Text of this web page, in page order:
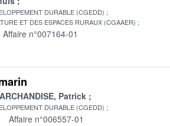
DURABLE (CGEDD)
ET DES ESPACES RURAUX (CGAAER)
Affaire n°007164-01
Patrick
DURABLE (CGEDD)
Affaire n°006557-01